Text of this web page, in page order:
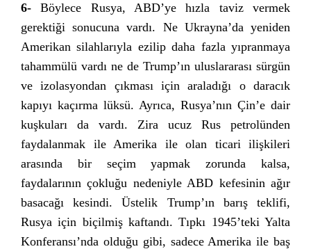
6- Böylece Rusya, ABD’ye hızla taviz vermek
gerektiği sonucuna vardı. Ne Ukrayna’da yeniden
Amerikan silahlarıyla ezilip daha fazla yıpranmaya
tahammülü vardı ne de Trump’ın uluslararası sürgün
ve izolasyondan çıkması için araladığı o daracık
kapıyı kaçırma lüksü. Ayrıca, Rusya’nın Çin’e dair
kuşkuları da vardı. Zira ucuz Rus petrolünden
faydalanmak ile Amerika ile olan ticari ilişkileri
arasında bir seçim yapmak zorunda kalsa,
faydalarının çokluğu nedeniyle ABD kefesinin ağır
basacağı kesindi. Üstelik Trump’ın barış teklifi,
Rusya için biçilmiş kaftandı. Tıpkı 1945’teki Yalta
Konferansı’nda olduğu gibi, sadece Amerika ile baş